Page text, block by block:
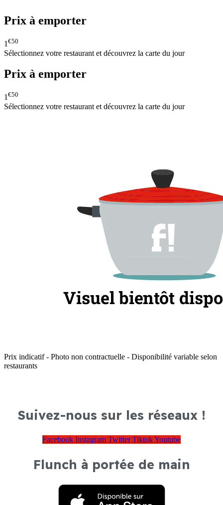
Prix à emporter
1€50
Sélectionnez votre restaurant et découvrez la carte du jour
Prix à emporter
1€50
Sélectionnez votre restaurant et découvrez la carte du jour
Prix indicatif - Photo non contractuelle - Disponibilité variable selon
restaurants
Suivez-nous sur les réseaux !
Facebook Instagram Twitter TiktokYoutube
Flunch à portée de main